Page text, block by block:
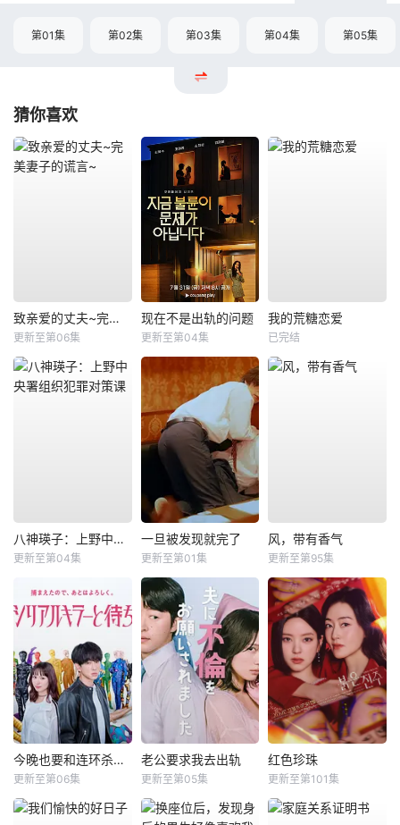
第01集 第02集 第03集 第04集 第05集
猜你喜欢
致亲爱的丈夫~完美妻子的谎言~
更新至第06集
现在不是出轨的问题
更新至第04集
我的荒糖恋爱
已完结
八神瑛子：上野中央署组织犯罪对策课
更新至第04集
一旦被发现就完了
更新至第01集
风，带有香气
更新至第95集
今晚也要和连环杀手约会
更新至第06集
老公要求我去出轨
更新至第05集
红色珍珠
更新至第101集